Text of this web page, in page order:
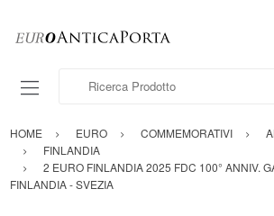
Ricerca Prodotto
HOME EURO COMMEMORATIVI
FINLANDIA
2 EURO FINLANDIA 2025 FDC 100° ANNIV.
FINLANDIA - SVEZIA